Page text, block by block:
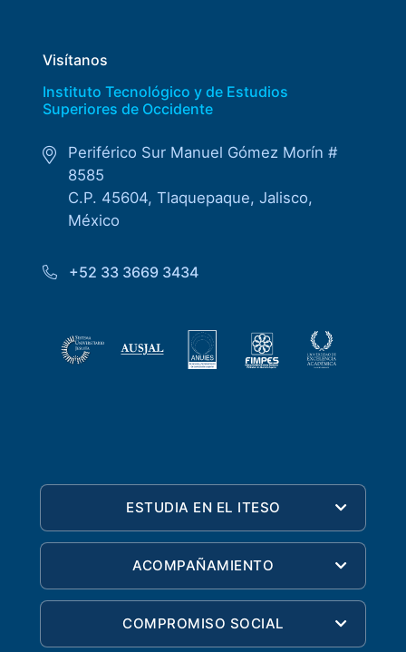
Visítanos
Instituto Tecnológico y de Estudios
Superiores de Occidente
Periférico Sur Manuel Gómez Morín #
8585
C.P. 45604, Tlaquepaque, Jalisco,
México
+52 33 3669 3434
ESTUDIA EN EL ITESO
ACOMPAÑAMIENTO
COMPROMISO SOCIAL